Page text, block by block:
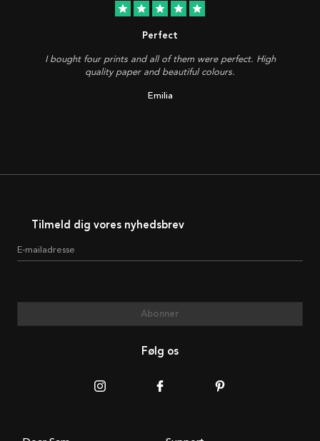
star star star star star
Perfect
I bought four prints and all of them were perfect. High
quality paper and beautiful colours.
Emilia
Tilmeld dig vores nyhedsbrev
E-mailadresse
Abonner
Følg os